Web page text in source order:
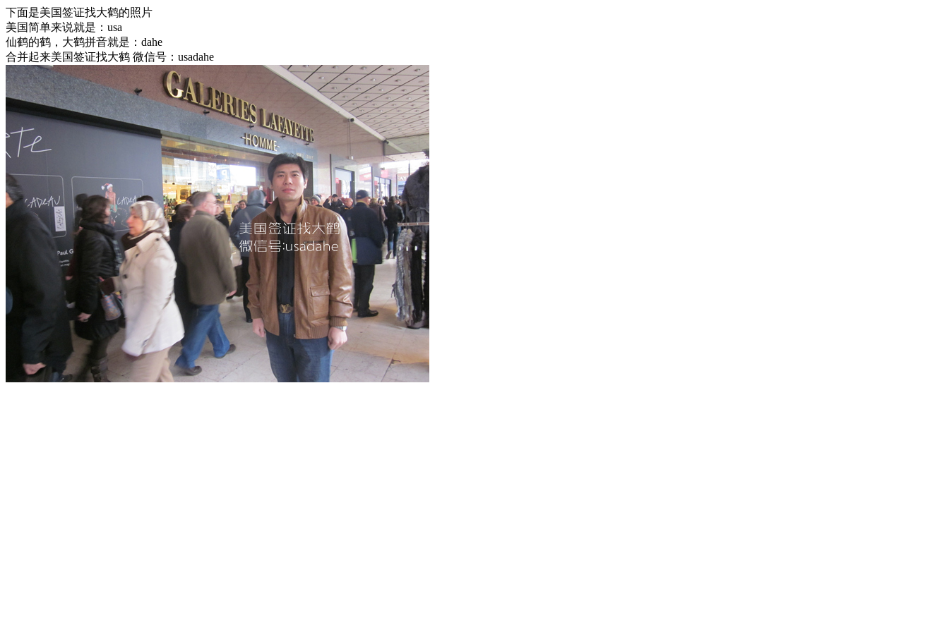
下面是美国签证找大鹤的照片
美国简单来说就是：usa
仙鹤的鹤，大鹤拼音就是：dahe
合并起来美国签证找大鹤 微信号：usadahe